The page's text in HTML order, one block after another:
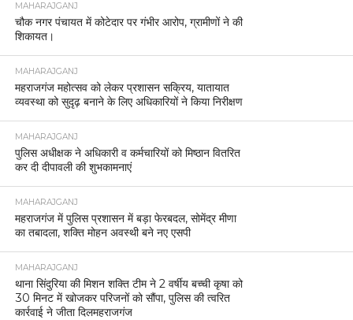
MAHARAJGANJ
चौक नगर पंचायत में कोटेदार पर गंभीर आरोप, ग्रामीणों ने की
शिकायत।
MAHARAJGANJ
महराजगंज महोत्सव को लेकर प्रशासन सक्रिय, यातायात
व्यवस्था को सुदृढ़ बनाने के लिए अधिकारियों ने किया निरीक्षण
MAHARAJGANJ
पुलिस अधीक्षक ने अधिकारी व कर्मचारियों को मिष्ठान वितरित
कर दी दीपावली की शुभकामनाएं
MAHARAJGANJ
महराजगंज में पुलिस प्रशासन में बड़ा फेरबदल, सोमेंद्र मीणा
का तबादला, शक्ति मोहन अवस्थी बने नए एसपी
MAHARAJGANJ
थाना सिंदुरिया की मिशन शक्ति टीम ने 2 वर्षीय बच्ची कृषा को
30 मिनट में खोजकर परिजनों को सौंपा, पुलिस की त्वरित
कार्रवाई ने जीता दिलमहराजगंज